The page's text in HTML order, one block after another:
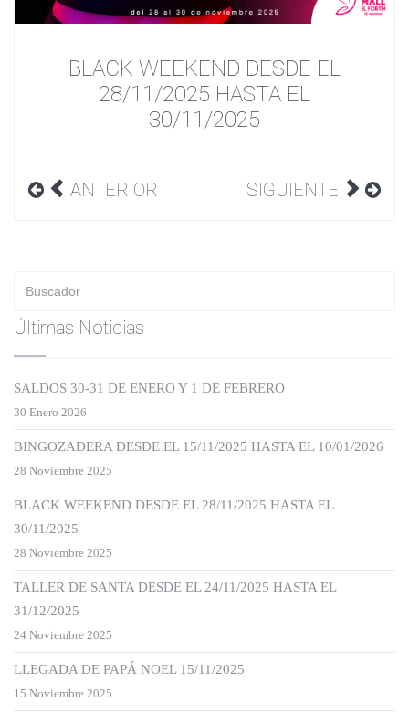
BLACK WEEKEND DESDE EL
28/11/2025 HASTA EL
30/11/2025
ANTERIOR SIGUIENTE
Últimas Noticias
SALDOS 30-31 DE ENERO Y 1 DE FEBRERO
30 Enero 2026
BINGOZADERA DESDE EL 15/11/2025 HASTA EL 10/01/2026
28 Noviembre 2025
BLACK WEEKEND DESDE EL 28/11/2025 HASTA EL
30/11/2025
28 Noviembre 2025
TALLER DE SANTA DESDE EL 24/11/2025 HASTA EL
31/12/2025
24 Noviembre 2025
LLEGADA DE PAPÁ NOEL 15/11/2025
15 Noviembre 2025